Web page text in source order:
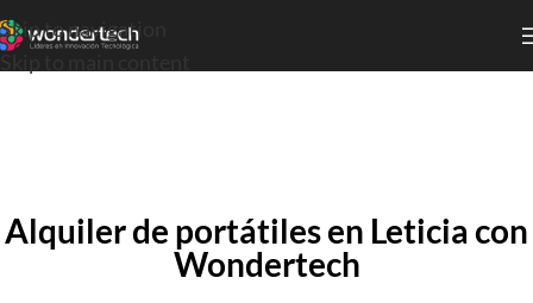
Skip to navigation
Alquiler de portátiles en Leticia con
Wondertech